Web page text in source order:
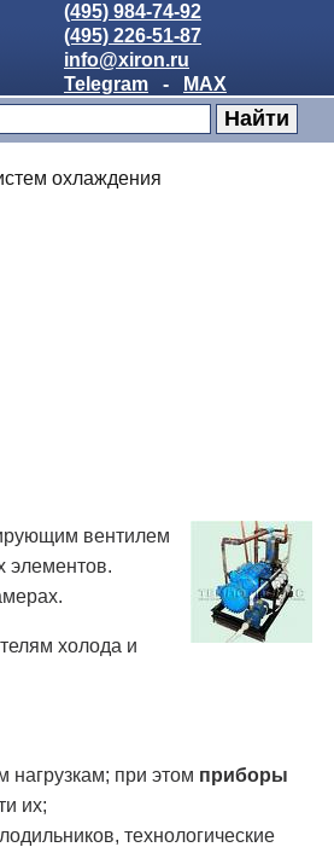
(495) 984-74-92
(495) 226-51-87
info@xiron.ru
Telegram
- MAX
охлаждения
вентилем
элементов.
холода и
нагрузкам; при этом приборы
их;
технологические